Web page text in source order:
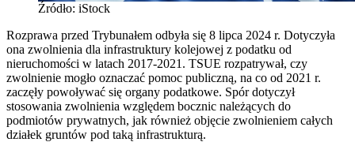
Źródło: iStock
Rozprawa przed Trybunałem odbyła się 8 lipca 2024 r. Dotyczyła
ona zwolnienia dla infrastruktury kolejowej z podatku od
nieruchomości w latach 2017-2021. TSUE rozpatrywał, czy
zwolnienie mogło oznaczać pomoc publiczną, na co od 2021 r.
zaczęły powoływać się organy podatkowe. Spór dotyczył
stosowania zwolnienia względem bocznic należących do
podmiotów prywatnych, jak również objęcie zwolnieniem całych
działek gruntów pod taką infrastrukturą.